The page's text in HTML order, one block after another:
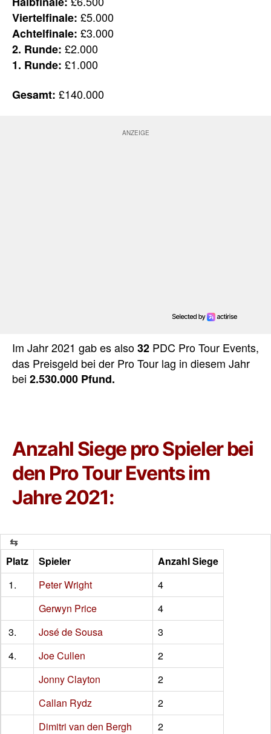
Viertelfinale: £5.000
Achtelfinale: £3.000
2. Runde: £2.000
1. Runde: £1.000
Gesamt: £140.000
Im Jahr 2021 gab es also32 PDC Pro Tour Events,
das Preisgeld bei der Pro Tour lag in diesem Jahr
bei 2.530.000 Pfund.
Anzahl Siege pro Spieler bei
den Pro Tour Events im
Jahre 2021:
Platz Spieler
Anzahl Siege
1.
Peter Wright
4
Gerwyn Price
4
3.
José de Sousa
3
4.
Joe Cullen
2
Jonny Clayton
2
Callan Rydz
2
Dimitri van den Bergh
2